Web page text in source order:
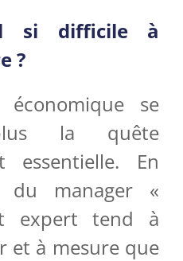
il si difficile à
?
se
la quête
essentielle. En
manager «
expert tend à
et à mesure que